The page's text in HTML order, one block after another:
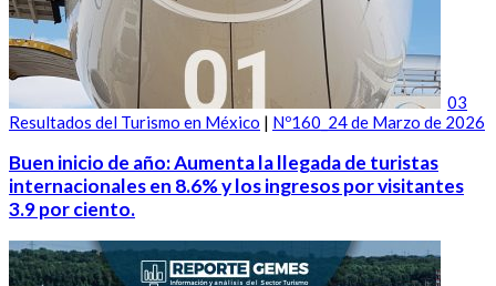
03
Resultados del Turismo en México | Nº160_24 de Marzo de 2026
Buen inicio de año: Aumenta la llegada de turistas
internacionales en 8.6% y los ingresos por visitantes
3.9 por ciento.